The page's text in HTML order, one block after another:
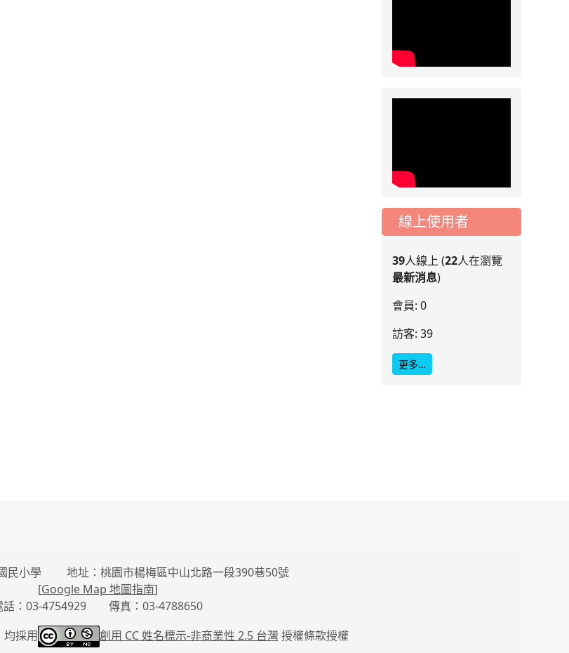
線上使用者
39人線上 (22人在瀏覽
最新消息)
會員: 0
訪客: 39
更多…
民小學 地址：桃園市楊梅區中山北路一段390巷50號
[Google Map 地圖指南]
話：03-4754929 傳真：03-4788650
均採用
創用 CC 姓名標示-非商業性 2.5 台灣 授權條款授權